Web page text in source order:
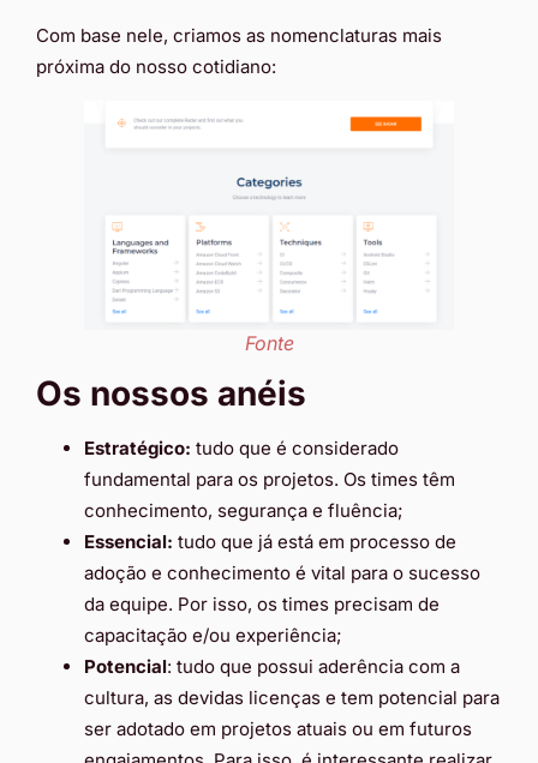
Com base nele, criamos as nomenclaturas mais
próxima do nosso cotidiano:
Fonte
Os nossos anéis
Estratégico: tudo que é considerado
fundamental para os projetos. Os times têm
conhecimento, segurança e fluência;
Essencial: tudo que já está em processo de
adoção e conhecimento é vital para o sucesso
da equipe. Por isso, os times precisam de
capacitação e/ou experiência;
Potencial: tudo que possui aderência com a
cultura, as devidas licenças e tem potencial para
ser adotado em projetos atuais ou em futuros